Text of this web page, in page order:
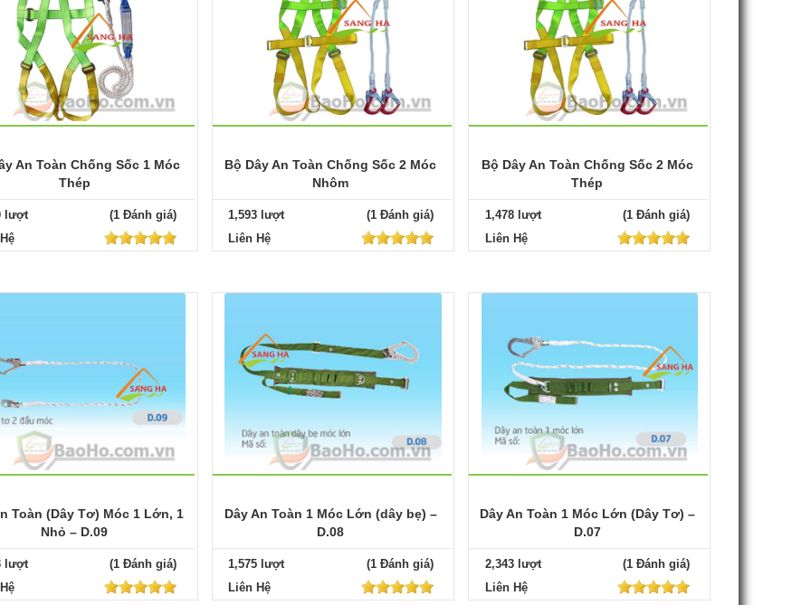
An Toàn Chống Sốc 1 Móc
Thép
lượt
(1 Đánh giá)
Bộ Dây An Toàn Chống Sốc 2 Móc
Nhôm
1,593 lượt
(1 Đánh giá)
Liên Hệ
Bộ Dây An Toàn Chống Sốc 2 Móc
Thép
1,478 lượt
(1 Đánh giá)
Liên Hệ
Toàn (Dây Tơ) Móc 1 Lớn, 1
Nhỏ – D.09
lượt
(1 Đánh giá)
Dây An Toàn 1 Móc Lớn (dây bẹ) –
D.08
1,575 lượt
(1 Đánh giá)
Liên Hệ
Dây An Toàn 1 Móc Lớn (Dây Tơ) –
D.07
2,343 lượt
(1 Đánh giá)
Liên Hệ